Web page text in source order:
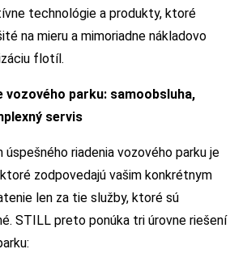
technológie a produkty, ktoré
na mieru a mimoriadne nákladovo
flotíl.
vozového parku: samoobsluha,
servis
riadenia vozového parku je
zodpovedajú vašim konkrétnym
len za tie služby, ktoré sú
STILL preto ponúka tri úrovne riešení